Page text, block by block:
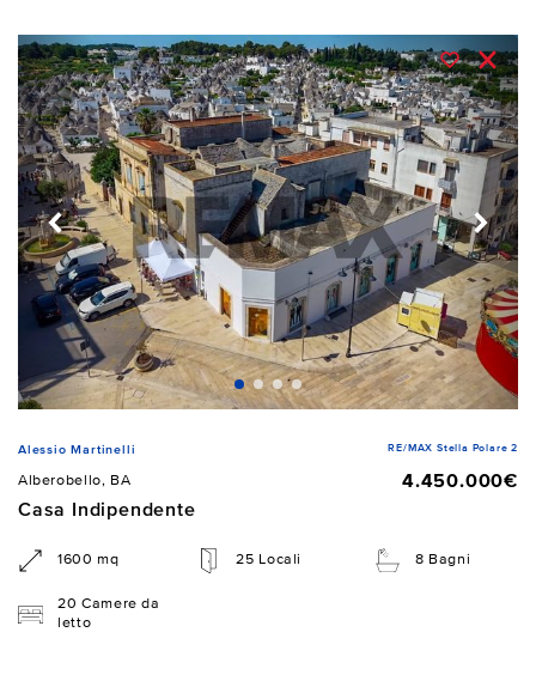
Alessio Martinelli RE/MAX Stella Polare 2
Alberobello, BA
4.450.000€
Casa Indipendente
1600 mq 25 Locali 8 Bagni
20 Camere da
letto